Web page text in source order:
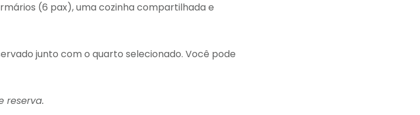
(6 pax), uma cozinha compartilhada e
junto com o quarto selecionado. Você pode
reserva.